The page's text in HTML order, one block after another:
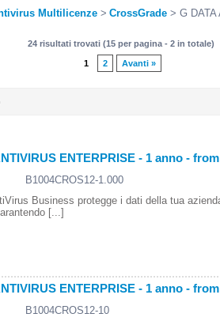
Nome
Multilicenze CrossGrade G
24 risultati trovati (15 per pagina - 2 in totale)
1 2 Avanti »
ENTERPRISE - 1 anno -
B1004CROS12-1.000
Business protegge i dati della tua
[...]
ENTERPRISE - 1 anno -
B1004CROS12-10